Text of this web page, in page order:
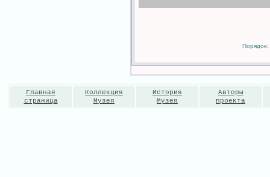
Порядок:
Главная
страница
Коллекция
Музея
История
Музея
Авторы
проекта